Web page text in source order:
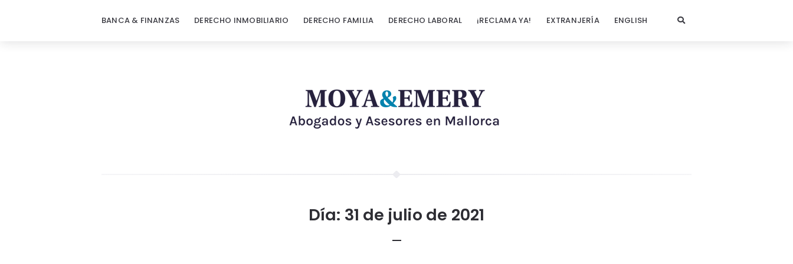
BANCA & FINANZAS DERECHO INMOBILIARIO DERECHO FAMILIA DERECHO LABORAL ¡RECLAMA YA! EXTRANJERÍA ENGLISH
Día: 31 de julio de 2021